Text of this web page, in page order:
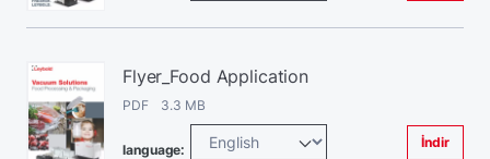
Flyer_Food Application
PDF 3.3 MB
language: İndir